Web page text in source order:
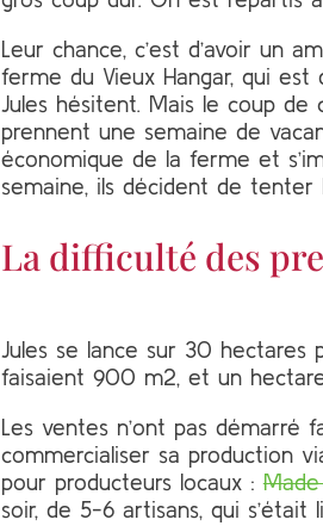
Leur chance, c’est d’avoir un
ferme du Vieux Hangar, qui est
Jules hésitent. Mais le coup de
prennent une semaine de
économique de la ferme et
semaine, ils décident de tenter
La difficulté des
Jules se lance sur 30 hectares
faisaient 900 m2, et un
Les ventes n’ont pas démarré
commercialiser sa production
pour producteurs locaux :
soir, de 5-6 artisans, qui s’était